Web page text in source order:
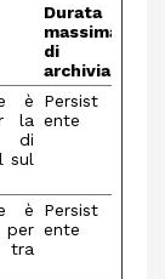
Durata
massima
di
archiviazione
è
la
di
sul
Persist
ente
è
tra
Persist
ente